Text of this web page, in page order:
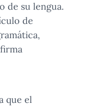
de su lengua.
de
que el